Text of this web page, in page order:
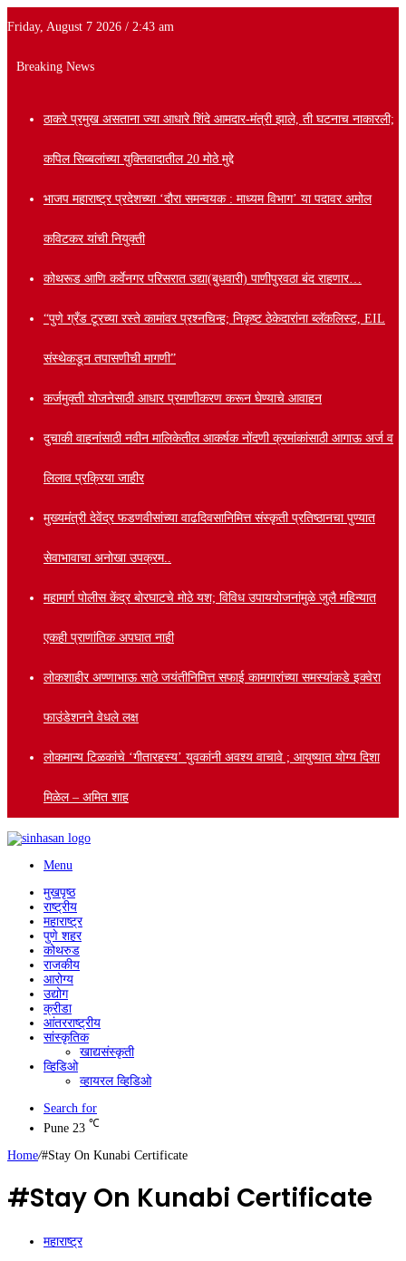
Friday, August 7 2026 / 2:43 am
Breaking News
ठाकरे प्रमुख असताना ज्या आधारे शिंदे आमदार-मंत्री झाले, ती घटनाच नाकारली;
कपिल सिब्बलांच्या युक्तिवादातील 20 मोठे मुद्दे
भाजप महाराष्ट्र प्रदेशच्या ‘दौरा समन्वयक : माध्यम विभाग’ या पदावर अमोल
कविटकर यांची नियुक्ती
कोथरूड आणि कर्वेनगर परिसरात उद्या(बुधवारी) पाणीपुरवठा बंद राहणार…
“पुणे ग्रँड टूरच्या रस्ते कामांवर प्रश्नचिन्ह; निकृष्ट ठेकेदारांना ब्लॅकलिस्ट, EIL
संस्थेकडून तपासणीची मागणी”
कर्जमुक्ती योजनेसाठी आधार प्रमाणीकरण करून घेण्याचे आवाहन
दुचाकी वाहनांसाठी नवीन मालिकेतील आकर्षक नोंदणी क्रमांकांसाठी आगाऊ अर्ज व
लिलाव प्रक्रिया जाहीर
मुख्यमंत्री देवेंद्र फडणवीसांच्या वाढदिवसानिमित्त संस्कृती प्रतिष्ठानचा पुण्यात
सेवाभावाचा अनोखा उपक्रम..
महामार्ग पोलीस केंद्र बोरघाटचे मोठे यश; विविध उपाययोजनांमुळे जुलै महिन्यात
एकही प्राणांतिक अपघात नाही
लोकशाहीर अण्णाभाऊ साठे जयंतीनिमित्त सफाई कामगारांच्या समस्यांकडे इक्वेरा
फाउंडेशनने वेधले लक्ष
लोकमान्य टिळकांचे ‘गीतारहस्य’ युवकांनी अवश्य वाचावे ; आयुष्यात योग्य दिशा
मिळेल – अमित शाह
Menu
मुखपृष्ठ
राष्ट्रीय
महाराष्ट्र
पुणे शहर
कोथरुड
राजकीय
आरोग्य
उद्योग
क्रीडा
आंतरराष्ट्रीय
सांस्कृतिक
खाद्यसंस्कृती
व्हिडिओ
व्हायरल व्हिडिओ
Search for
Pune 23 ℃
Home/#Stay On Kunabi Certificate
#Stay On Kunabi Certificate
महाराष्ट्र